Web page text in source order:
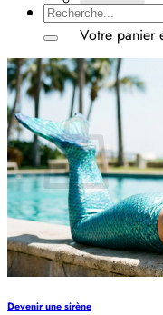
Votre panier
Retour à la
Panier
Votre panier est
Retour à la
Recherche
pour :
Devenir une sirène